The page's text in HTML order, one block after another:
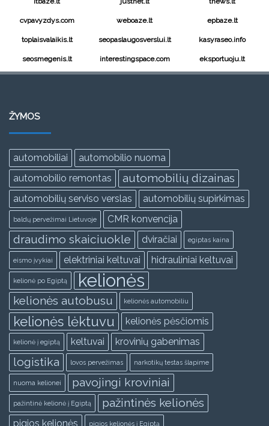
cvpavyzdys.com weboaze.lt epbaze.lt
toplaisvalaikis.lt seopaslaugosverslui.lt kasyraseo.info
seosmegenis.lt interestingspace.com eksportuoju.lt
ŽYMOS
automobiliai
automobilio nuoma
automobilio remontas
automobilių dizainas
automobilių serviso verslas automobilių supirkimas
baldų pervežimai Lietuvoje CMR konvencija
draudimo skaiciuokle dviračiai egiptas kaina
eismo įvykiai elektriniai keltuvai hidrauliniai keltuvai
kelionė po Egiptą kelionės
kelionės autobusu kelionės automobiliu
kelionės lėktuvu kelionės pėsčiomis
kelionė į egiptą keltuvai krovinių gabenimas
logistika lovos pervežimas narkotikų testas šlapime
nuoma kelionei pavojingi kroviniai
pažintinė kelionė į Egiptą pažintinės kelionės
pigios kelionės pigios kelionės į Egiptą